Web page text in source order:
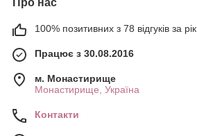
100% позитивних з 78 відгуків за рік
Працює з 30.08.2016
м. Монастирище
Монастирище, Україна
Контакти